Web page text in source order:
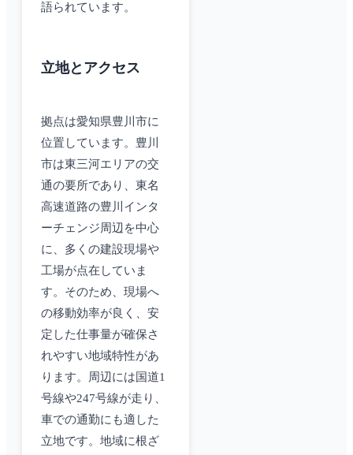
語られています。
立地とアクセス
拠点は愛知県豊川市に
位置しています。豊川
市は東三河エリアの交
通の要所であり、東名
高速道路の豊川インタ
ーチェンジ周辺を中心
に、多くの建設現場や
工場が点在していま
す。そのため、現場へ
の移動効率が良く、安
定した仕事量が確保さ
れやすい地域特性があ
ります。周辺には国道1
号線や247号線が走り、
車での通勤にも適した
立地です。地域に根ざ